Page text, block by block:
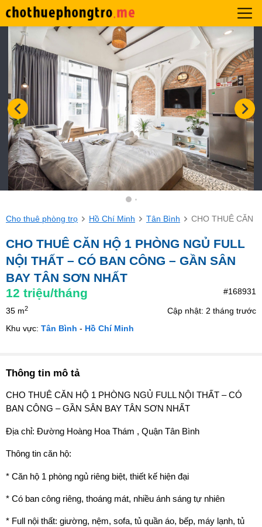
Cho thuê phòng trọ Hồ Chí Minh Tân Bình CHO THUÊ CĂN
CHO THUÊ CĂN HỘ 1 PHÒNG NGỦ FULL
NỘI THẤT – CÓ BAN CÔNG – GẦN SÂN
BAY TÂN SƠN NHẤT
12 triệu/tháng #168931
35 m2
Cập nhật: 2 tháng trước
Khu vực: Tân Bình - Hồ Chí Minh
Thông tin mô tả
CHO THUÊ CĂN HỘ 1 PHÒNG NGỦ FULL NỘI THẤT – CÓ
BAN CÔNG – GẦN SÂN BAY TÂN SƠN NHẤT
Địa chỉ: Đường Hoàng Hoa Thám , Quận Tân Bình
Thông tin căn hộ:
* Căn hộ 1 phòng ngủ riêng biệt, thiết kế hiện đại
* Có ban công riêng, thoáng mát, nhiều ánh sáng tự nhiên
* Full nội thất: giường, nệm, sofa, tủ quần áo, bếp, máy lạnh, tủ